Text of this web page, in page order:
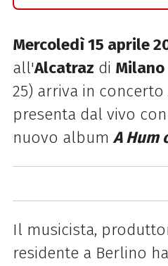
Mercoledì 15 aprile
all'Alcatraz di Milano
25) arriva in concerto
presenta dal vivo
nuovo album A Hum
Il musicista,
residente a Berlino